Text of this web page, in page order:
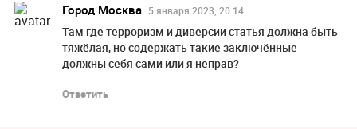
Город Москва 5 января 2023, 20:14
Там где терроризм и диверсии статья должна быть
тяжёлая, но содержать такие заключённые
должны себя сами или я неправ?
Ответить